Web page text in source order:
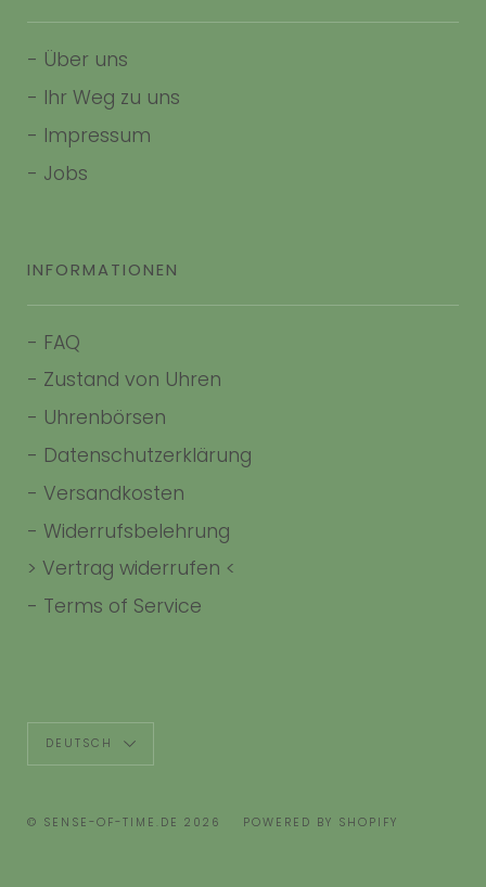
- Über uns
- Ihr Weg zu uns
- Impressum
- Jobs
INFORMATIONEN
- FAQ
- Zustand von Uhren
- Uhrenbörsen
- Datenschutzerklärung
- Versandkosten
- Widerrufsbelehrung
> Vertrag widerrufen <
- Terms of Service
Sprache
DEUTSCH
© SENSE-OF-TIME.DE 2026 POWERED BY SHOPIFY